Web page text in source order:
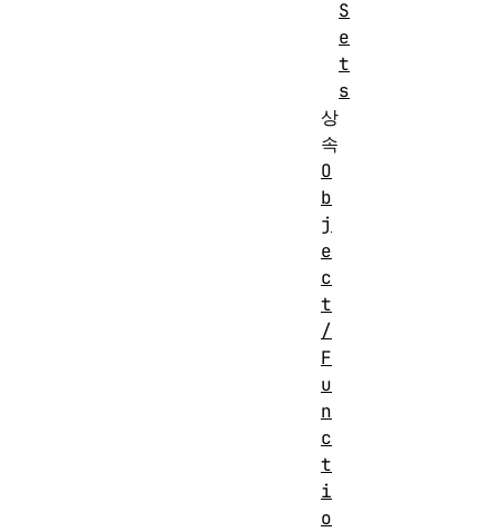
S
e
t
s
상
속
O
b
j
e
c
t
/
F
u
n
c
t
i
o